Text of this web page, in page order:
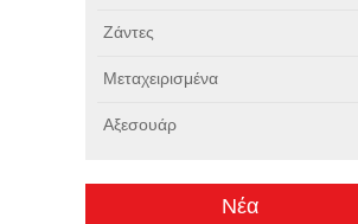
Ζάντες
Μεταχειρισμένα
Αξεσουάρ
Νέα